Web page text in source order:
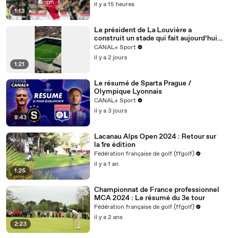
1:13
il y a 15 heures
1:21
Le président de La Louvière a
construit un stade qui fait aujourd’hui
référence… et qui inspire le FC
Versailles pour son futur projet 🤝🏟️
CANAL+ Sport
il y a 2 jours
8:43
Le résumé de Sparta Prague /
Olympique Lyonnais
CANAL+ Sport
il y a 3 jours
1:25
Lacanau Alps Open 2024 : Retour sur
la 1re édition
Fédération française de golf (ffgolf)
il y a 1 an
2:23
Championnat de France professionnel
MCA 2024 : Le résumé du 3e tour
Fédération française de golf (ffgolf)
il y a 2 ans